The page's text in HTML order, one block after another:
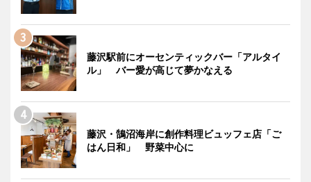
藤沢駅前にオーセンティックバー「アルタイ
ル」 バー愛が高じて夢かなえる
藤沢・鵠沼海岸に創作料理ビュッフェ店「ご
はん日和」 野菜中心に